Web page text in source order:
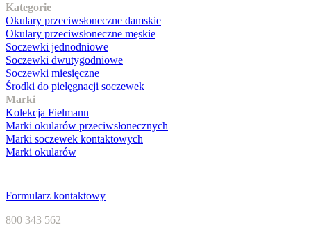
Kategorie
Okulary przeciwsłoneczne damskie
Okulary przeciwsłoneczne męskie
Soczewki jednodniowe
Soczewki dwutygodniowe
Soczewki miesięczne
Środki do pielęgnacji soczewek
Marki
Kolekcja Fielmann
Marki okularów przeciwsłonecznych
Marki soczewek kontaktowych
Marki okularów
Formularz kontaktowy
800 343 562